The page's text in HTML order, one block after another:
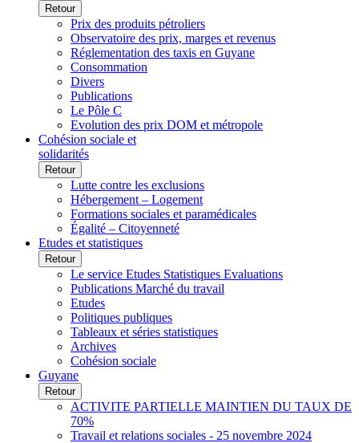
Retour
Prix des produits pétroliers
Observatoire des prix, marges et revenus
Réglementation des taxis en Guyane
Consommation
Divers
Publications
Le Pôle C
Evolution des prix DOM et métropole
Cohésion sociale et
solidarités
Retour
Lutte contre les exclusions
Hébergement – Logement
Formations sociales et paramédicales
Égalité – Citoyenneté
Etudes et statistiques
Retour
Le service Etudes Statistiques Evaluations
Publications Marché du travail
Etudes
Politiques publiques
Tableaux et séries statistiques
Archives
Cohésion sociale
Guyane
Retour
ACTIVITE PARTIELLE MAINTIEN DU TAUX DE
70%
Travail et relations sociales - 25 novembre 2024